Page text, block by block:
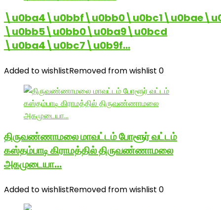
\u0bb5\u0bb0\u0ba9\u0bcd
\u0ba4\u0bc7\u0b9f…
Added to wishlistRemoved from wishlist 0
திருவண்ணாமலை மாவட்டம் போளூர் வட்டம்
கஸ்தம்பாடி கிராமத்தில் திருவண்ணாமலை
அகமுடையா…
Added to wishlistRemoved from wishlist 0